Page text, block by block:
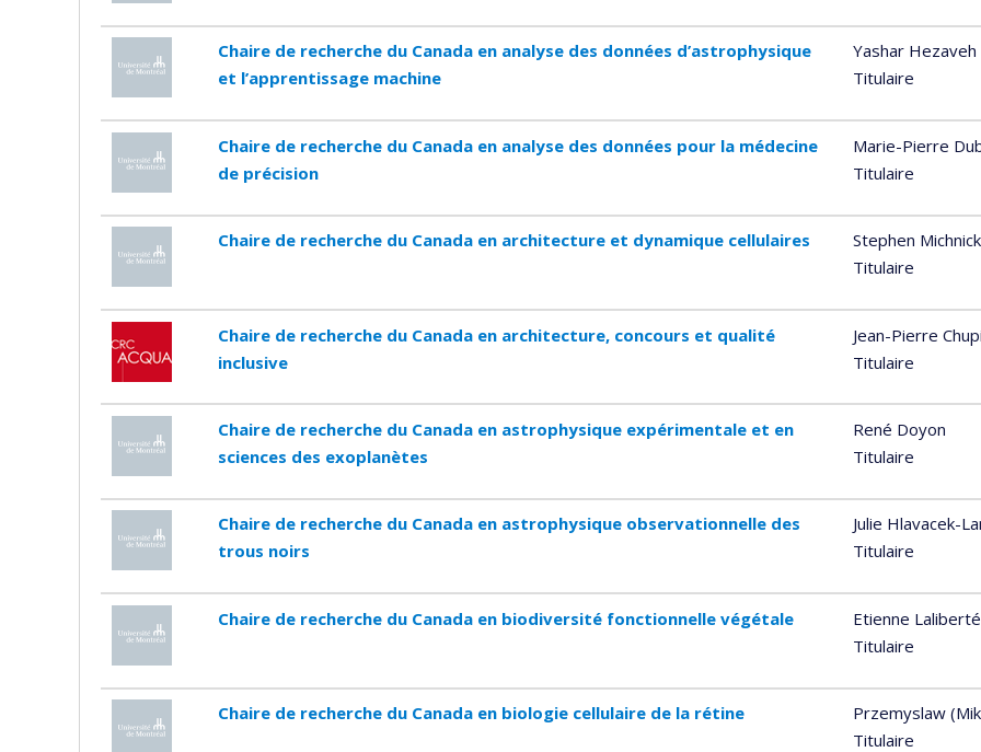
Chaire de recherche du Canada en analyse des données d’astrophysique
et l’apprentissage machine
Yashar Hezaveh
Titulaire
Chaire de recherche du Canada en analyse des données pour la médecine
de précision
Marie-Pierre
Titulaire
Chaire de recherche du Canada en architecture et dynamique cellulaires
Stephen Michnick
Titulaire
Chaire de recherche du Canada en architecture, concours et qualité
inclusive
Jean-Pierre
Titulaire
Chaire de recherche du Canada en astrophysique expérimentale et en
sciences des exoplanètes
René Doyon
Titulaire
Chaire de recherche du Canada en astrophysique observationnelle des
trous noirs
Julie Hlavacek-
Titulaire
Chaire de recherche du Canada en biodiversité fonctionnelle végétale
Etienne Laliberté
Titulaire
Chaire de recherche du Canada en biologie cellulaire de la rétine
Przemyslaw
Titulaire